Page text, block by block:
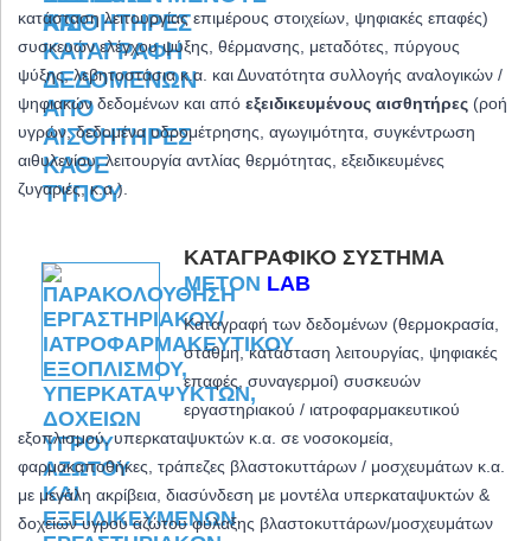
κατάσταση λειτουργίας επιμέρους στοιχείων, ψηφιακές επαφές)
συσκευών ελέγχου ψύξης, θέρμανσης, μεταδότες, πύργους
ψύξης, λεβητοστάσια κ.α. καιΔυνατότητα συλλογής αναλογικών /
ψηφιακών δεδομένων και από εξειδικευμένους αισθητήρες (ροή
υγρών, δεδομένα υδρομέτρησης, αγωγιμότητα, συγκέντρωση
αιθυλενίου, λειτουργία αντλίας θερμότητας, εξειδικευμένες
ζυγαριές, κ.α.).
ΚΑΤΑΓΡΑΦΙΚΌ ΣΎΣΤΗΜΑ
METON LAB
Καταγραφή των δεδομένων (θερμοκρασία,
στάθμη, κατάσταση λειτουργίας, ψηφιακές
επαφές, συναγερμοί) συσκευών
εργαστηριακού / ιατροφαρμακευτικού
εξοπλισμού, υπερκαταψυκτών κ.α. σε νοσοκομεία,
φαρμακαποθήκες, τράπεζες βλαστοκυττάρων / μοσχευμάτων κ.α.
με μεγάλη ακρίβεια, διασύνδεση με μοντέλα υπερκαταψυκτών &
δοχείων υγρού αζώτου φύλαξης βλαστοκυττάρων/μοσχευμάτων